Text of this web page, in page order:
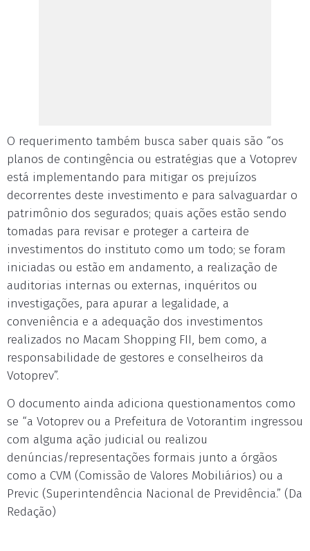
O requerimento também busca saber quais são “os
planos de contingência ou estratégias que a Votoprev
está implementando para mitigar os prejuízos
decorrentes deste investimento e para salvaguardar o
patrimônio dos segurados; quais ações estão sendo
tomadas para revisar e proteger a carteira de
investimentos do instituto como um todo; se foram
iniciadas ou estão em andamento, a realização de
auditorias internas ou externas, inquéritos ou
investigações, para apurar a legalidade, a
conveniência e a adequação dos investimentos
realizados no Macam Shopping FII, bem como, a
responsabilidade de gestores e conselheiros da
Votoprev”.
O documento ainda adiciona questionamentos como
se “a Votoprev ou a Prefeitura de Votorantim ingressou
com alguma ação judicial ou realizou
denúncias/representações formais junto a órgãos
como a CVM (Comissão de Valores Mobiliários) ou a
Previc (Superintendência Nacional de Previdência.” (Da
Redação)